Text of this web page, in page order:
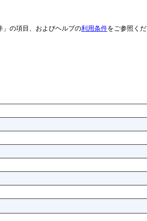
」の項目、およびヘルプの利用条件をご参照く